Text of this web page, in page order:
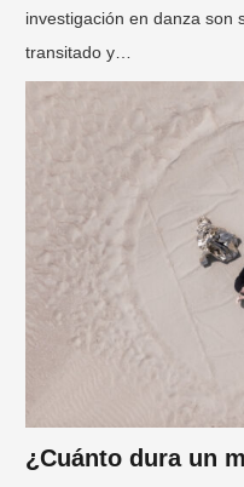
investigación en danza son
transitado y…
¿Cuánto dura un